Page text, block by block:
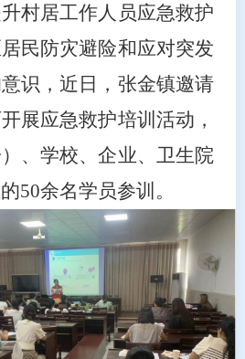
村居工作人员应急救护
民防灾避险和应对突发
识，近 日， 张金镇邀请
展应急救护培训活动，
、学校、企业、卫生院
50余名学员参训。